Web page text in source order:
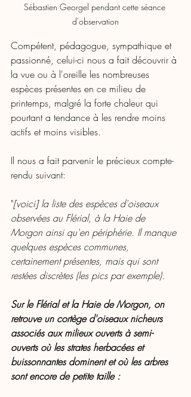
Sébastien Georgel pendant cette séance
d'observation
Compétent, pédagogue, sympathique et
passionné, celui-ci nous a fait découvrir à
la vue ou à l'oreille les nombreuses
espèces présentes en ce milieu de
printemps, malgré la forte chaleur qui
pourtant a tendance à les rendre moins
actifs et moins visibles.
Il nous a fait parvenir le précieux compte-
rendu suivant:
"[voici] la liste des espèces d'oiseaux
observées au Flérial, à la Haie de
Morgon ainsi qu'en périphérie. Il manque
quelques espèces communes,
certainement présentes, mais qui sont
restées discrètes (les pics par exemple).
Sur le Flérial et la Haie de Morgon, on
retrouve un cortège d'oiseaux nicheurs
associés aux milieux ouverts à semi-
ouverts où les strates herbacées et
buissonnantes dominent et où les arbres
sont encore de petite taille :